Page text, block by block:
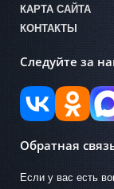
КАРТА САЙТА
КОНТАКТЫ
Следуйте за
Обратная
Если у вас есть